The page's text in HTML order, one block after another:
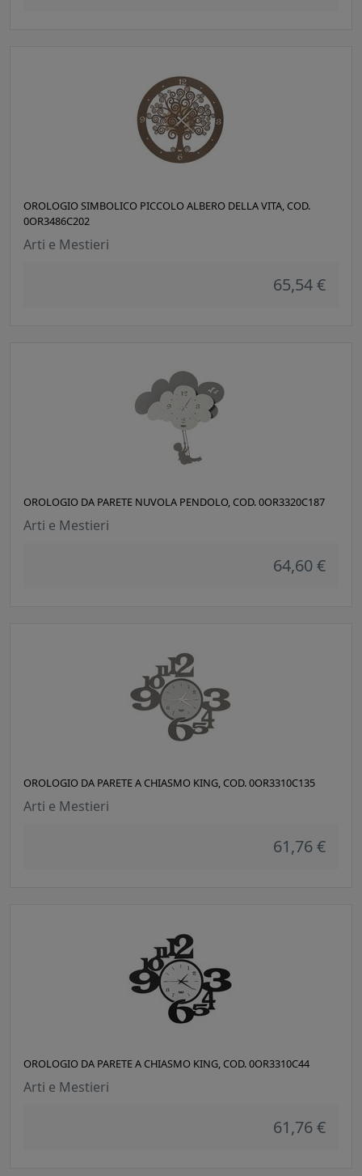
OROLOGIO SIMBOLICO PICCOLO ALBERO DELLA VITA, COD.
0OR3486C202
Arti e Mestieri
65,54 €
OROLOGIO DA PARETE NUVOLA PENDOLO, COD. 0OR3320C187
Arti e Mestieri
64,60 €
OROLOGIO DA PARETE A CHIASMO KING, COD. 0OR3310C135
Arti e Mestieri
61,76 €
OROLOGIO DA PARETE A CHIASMO KING, COD. 0OR3310C44
Arti e Mestieri
61,76 €